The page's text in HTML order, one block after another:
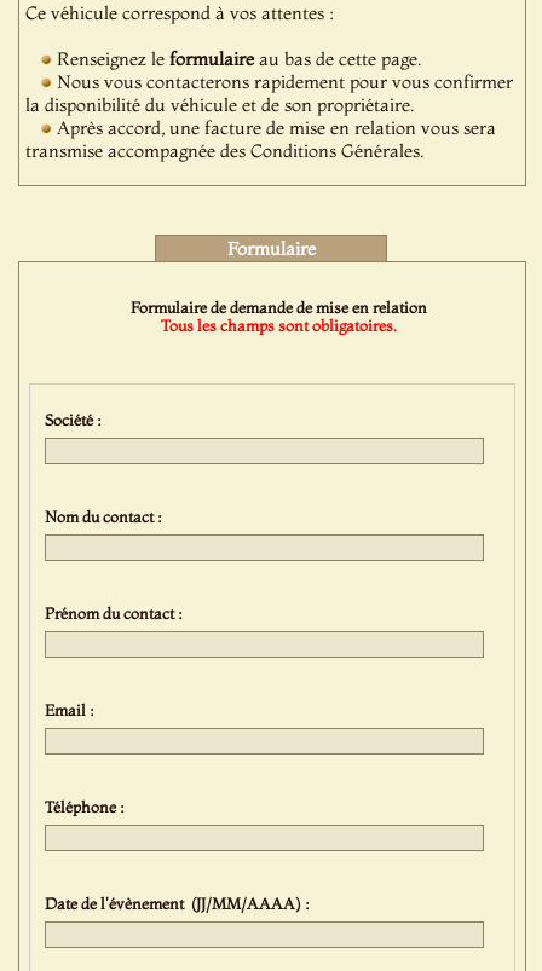
Ce véhicule correspond à vos attentes :
Renseignez leformulaireau bas de cette page.
Nous vous contacterons rapidement pour vous confirmer
la disponibilité du véhicule et de son propriétaire.
Après accord, une facture de mise en relation vous sera
transmise accompagnée des Conditions Générales.
Formulaire
Formulaire de demande de mise en relation
Tous les champs sont obligatoires.
Société :
Nom du contact :
Prénom du contact :
Email :
Téléphone :
Date de l'évènement (JJ/MM/AAAA) :